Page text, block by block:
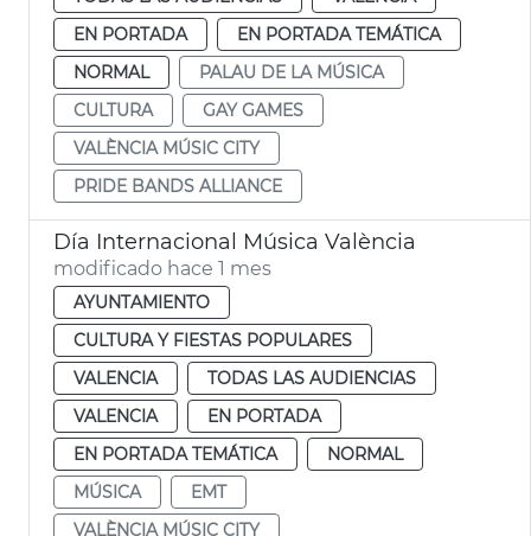
EN PORTADA
EN PORTADA TEMÁTICA
NORMAL
PALAU DE LA MÚSICA
CULTURA
GAY GAMES
VALÈNCIA MÚSIC CITY
PRIDE BANDS ALLIANCE
Día Internacional Música València
modificado hace 1 mes
AYUNTAMIENTO
CULTURA Y FIESTAS POPULARES
VALENCIA
TODAS LAS AUDIENCIAS
VALENCIA
EN PORTADA
EN PORTADA TEMÁTICA
NORMAL
MÚSICA
EMT
VALÈNCIA MÚSIC CITY